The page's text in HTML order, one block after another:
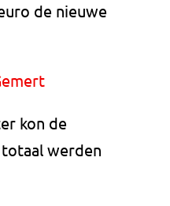
de nieuwe
kon de
werden